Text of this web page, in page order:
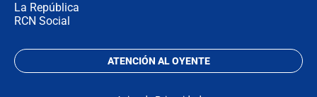
La República
RCN Social
ATENCIÓN AL OYENTE